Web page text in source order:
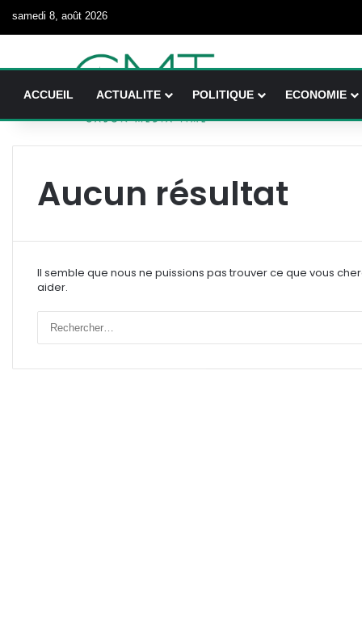
samedi 8, août 2026
ACCUEIL ACTUALITE POLITIQUE ECONOMIE
Aucun résultat
Il semble que nous ne puissions pas trouver ce que vous
aider.